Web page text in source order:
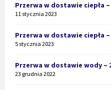
Przerwa w dostawie ciepła –
11 stycznia 2023
Przerwa w dostawie ciepła –
5 stycznia 2023
Przerwa w dostawie wody –
23 grudnia 2022